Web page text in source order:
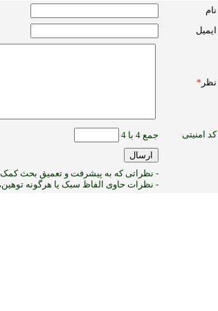
نام
ایمیل
نظر *
کد امنیتی جمع 4 با 4
- نظراتی که به پیشرفت و تعمیق بحث کمک
- نظرات حاوی الفاظ سبک یا هرگونه